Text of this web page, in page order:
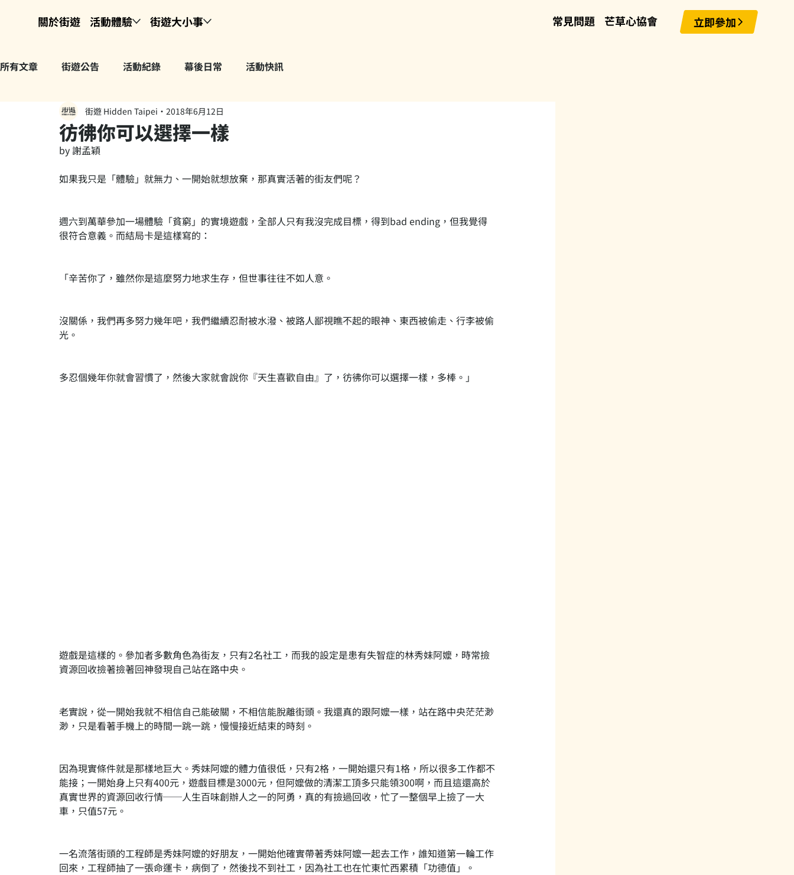
關於街遊 活動體驗 街遊大小事 常見問題 芒草心協會 立即參加
所有文章 街遊公告 活動紀錄 幕後日常 活動快訊
彷彿你可以選擇一樣
街遊 Hidden Taipei 2018年6月12日
by 謝孟穎
如果我只是「體驗」就無力、一開始就想放棄，那真實活著的街友們呢？
週六到萬華參加一場體驗「貧窮」的實境遊戲，全部人只有我沒完成目標，得到bad ending，但我覺得
很符合意義。而結局卡是這樣寫的：
「辛苦你了，雖然你是這麼努力地求生存，但世事往往不如人意。
沒關係，我們再多努力幾年吧，我們繼續忍耐被水潑、被路人鄙視瞧不起的眼神、東西被偷走、行李被偷
光。
多忍個幾年你就會習慣了，然後大家就會說你『天生喜歡自由』了，彷彿你可以選擇一樣，多棒。」
遊戲是這樣的。參加者多數角色為街友，只有2名社工，而我的設定是患有失智症的林秀妹阿嬤，時常撿
資源回收撿著撿著回神發現自己站在路中央。
老實說，從一開始我就不相信自己能破關，不相信能脫離街頭。我還真的跟阿嬤一樣，站在路中央茫茫渺
渺，只是看著手機上的時間一跳一跳，慢慢接近結束的時刻。
因為現實條件就是那樣地巨大。秀妹阿嬤的體力值很低，只有2格，一開始還只有1格，所以很多工作都不
能接；一開始身上只有400元，遊戲目標是3000元，但阿嬤做的清潔工頂多只能領300啊，而且這還高於
真實世界的資源回收行情──人生百味創辦人之一的阿勇，真的有撿過回收，忙了一整個早上撿了一大
車，只值57元。
一名流落街頭的工程師是秀妹阿嬤的好朋友，一開始他確實帶著秀妹阿嬤一起去工作，誰知道第一輪工作
回來，工程師抽了一張命運卡，病倒了，然後找不到社工，因為社工也在忙東忙西累積「功德值」。